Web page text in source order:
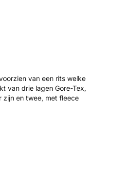
van een rits welke
van drie lagen Gore-Tex,
zijn en twee, met fleece